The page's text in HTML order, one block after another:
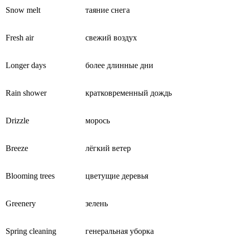
Snow melt таяние снега
Fresh air свежий воздух
Longer days более длинные дни
Rain shower кратковременный дождь
Drizzle морось
Breeze лёгкий ветер
Blooming trees цветущие деревья
Greenery зелень
Spring cleaning генеральная уборка